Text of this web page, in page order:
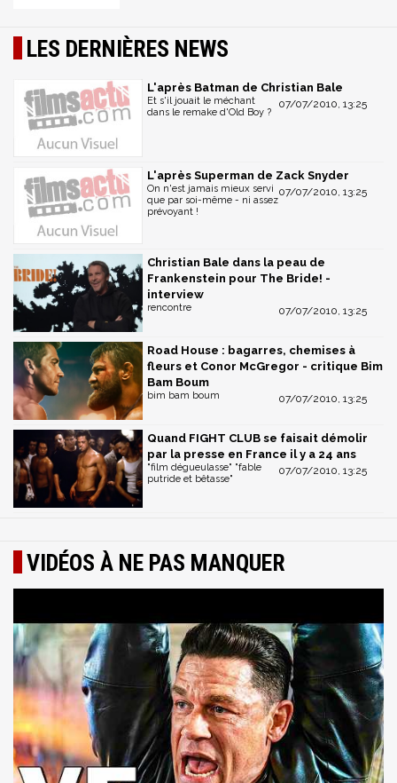
LES DERNIÈRES NEWS
L'après Batman de Christian Bale
07/07/2010, 13:25
Et s'il jouait le méchant
dans le remake d'Old Boy ?
L'après Superman de Zack Snyder
07/07/2010, 13:25
On n'est jamais mieux servi
que par soi-même - ni assez
prévoyant !
Christian Bale dans la peau de
Frankenstein pour The Bride! -
interview
07/07/2010, 13:25
rencontre
Road House : bagarres, chemises à
fleurs et Conor McGregor - critique Bim
Bam Boum
07/07/2010, 13:25
bim bam boum
Quand FIGHT CLUB se faisait démolir
par la presse en France il y a 24 ans
07/07/2010, 13:25
"film dégueulasse" "fable
putride et bêtasse"
VIDÉOS À NE PAS MANQUER